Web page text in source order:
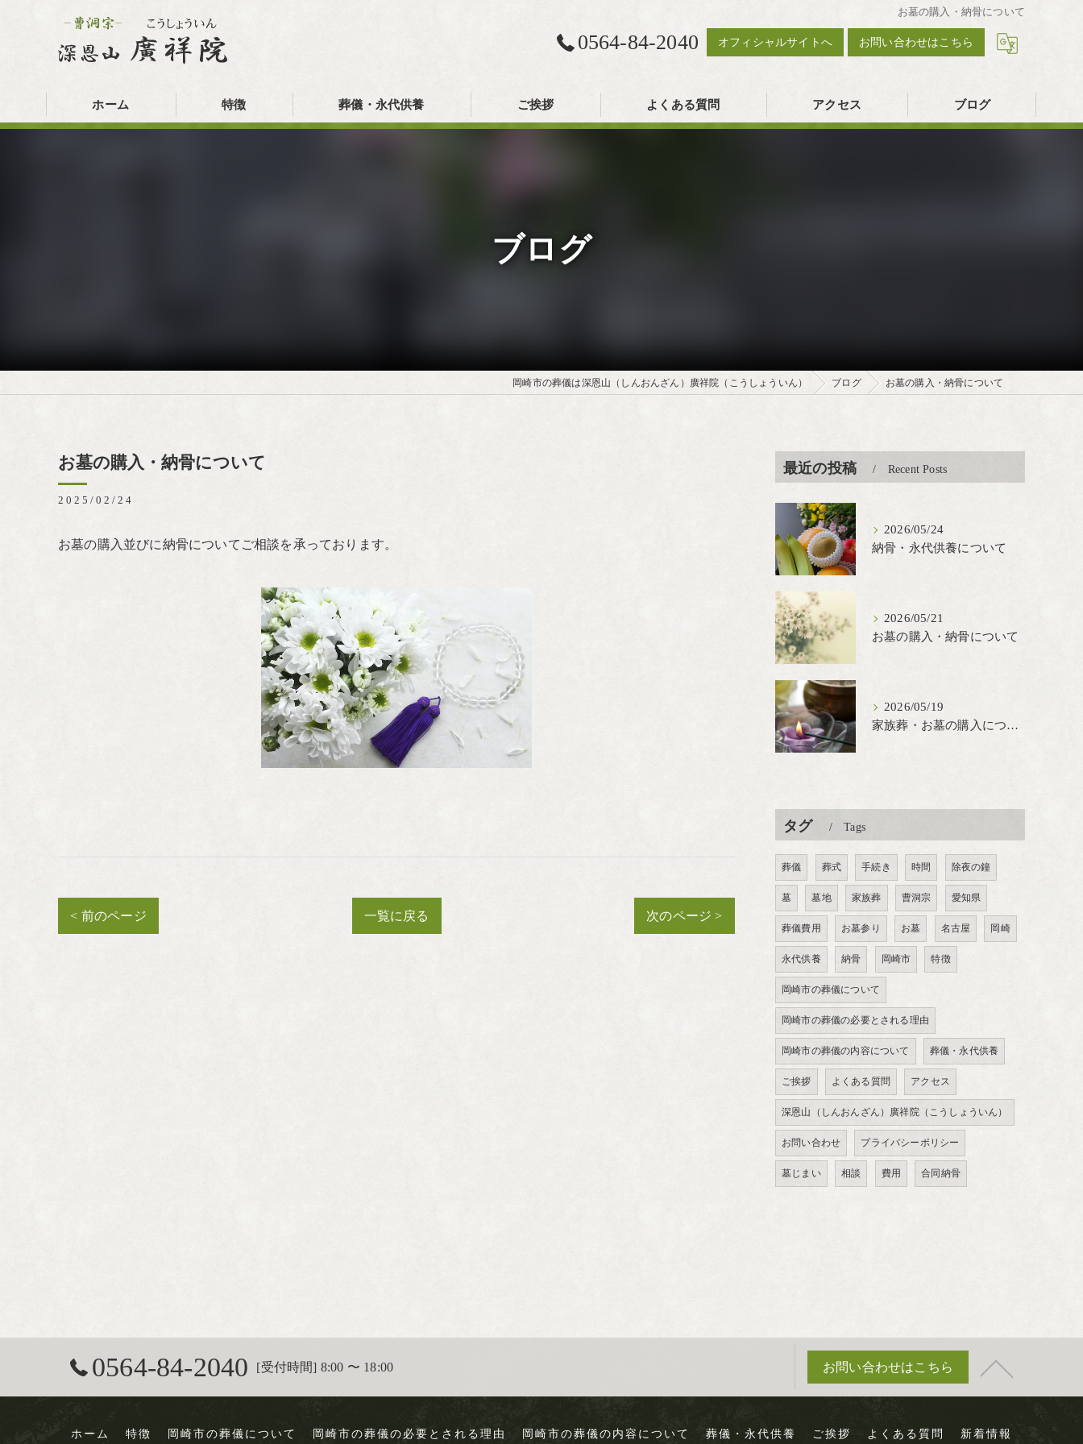
お墓の購入・納骨について
0564-84-2040 オフィシャルサイトへ お問い合わせはこちら
ホーム 特徴 葬儀・永代供養 ご挨拶 よくある質問 アクセス ブログ
ブログ
岡崎市の葬儀は深恩山（しんおんざん）廣祥院（こうしょういん） ブログ お墓の購入・納骨について
お墓の購入・納骨について
2025/02/24
お墓の購入並びに納骨についてご相談を承っております。
< 前のページ 一覧に戻る 次のページ >
最近の投稿 Recent Posts
2026/05/24
納骨・永代供養について
2026/05/21
お墓の購入・納骨について
2026/05/19
家族葬・お墓の購入について
タグ Tags
葬儀 葬式 手続き 時間 除夜の鐘
墓 墓地 家族葬 曹洞宗 愛知県
葬儀費用 お墓参り お墓 名古屋 岡崎
永代供養 納骨 岡崎市 特徴
岡崎市の葬儀について
岡崎市の葬儀の必要とされる理由
岡崎市の葬儀の内容について 葬儀・永代供養
ご挨拶 よくある質問 アクセス
深恩山（しんおんざん）廣祥院（こうしょういん）
お問い合わせ プライバシーポリシー
墓じまい 相談 費用 合同納骨
0564-84-2040 [受付時間] 8:00 〜 18:00 お問い合わせはこちら
ホーム 特徴 岡崎市の葬儀について 岡崎市の葬儀の必要とされる理由 岡崎市の葬儀の内容について 葬儀・永代供養 ご挨拶 よくある質問 新着情報